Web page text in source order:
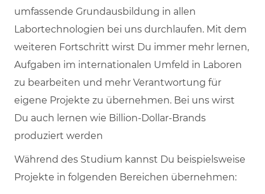
umfassende Grundausbildung in allen
Labortechnologien bei uns durchlaufen. Mit dem
weiteren Fortschritt wirst Du immer mehr lernen,
Aufgaben im internationalen Umfeld in Laboren
zu bearbeiten und mehr Verantwortung für
eigene Projekte zu übernehmen. Bei uns wirst
Du auch lernen wie Billion-Dollar-Brands
produziert werden
Während des Studium kannst Du beispielsweise
Projekte in folgenden Bereichen übernehmen: